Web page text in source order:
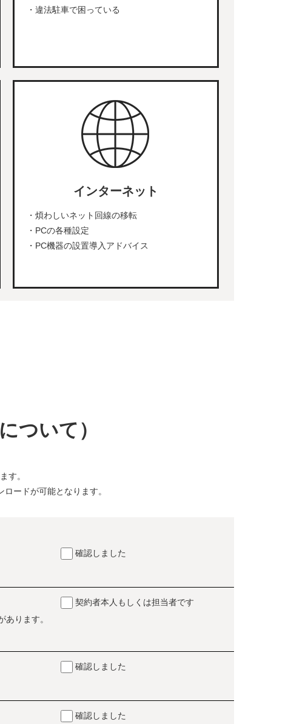
・違法駐車で困っている
インターネット
・煩わしいネット回線の移転
・PCの各種設定
・PC機器の設置導入アドバイス
ついて）
す。
ードが可能となります。
確認しました
ります。
契約者本人もしくは担当者です
確認しました
確認しました